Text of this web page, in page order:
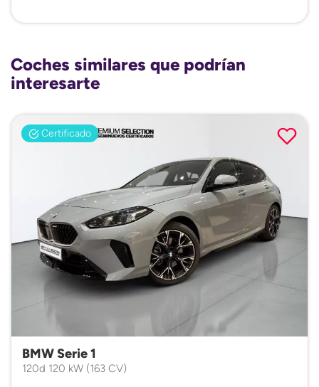
Coches similares que podrían
interesarte
Certificado
BMW Serie 1
120d 120 kW (163 CV)